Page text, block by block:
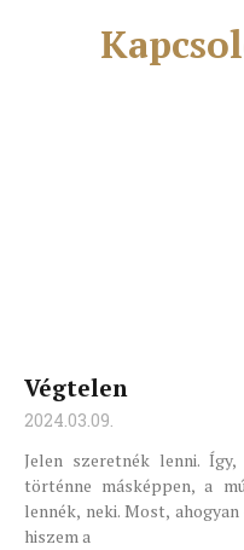
Végtelen
2024.03.09.
Jelen szeretnék lenni.
történne másképpen, a
lennék, neki. Most,
hiszem a